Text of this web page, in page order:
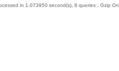
in 1.073950 second(s), 8 queries , Gzip On.